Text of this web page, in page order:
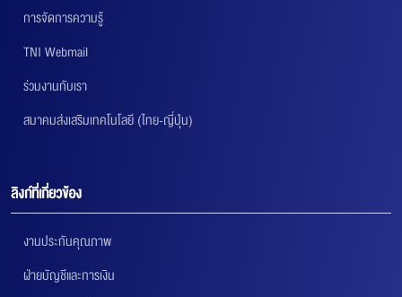
การจัดการความรู้
TNI Webmail
ร่วมงานกับเรา
สมาคมส่งเสริมเทคโนโลยี (ไทย-ญี่ปุ่น)
ลิงก์ที่เกี่ยวข้อง
งานประกันคุณภาพ
ฝ่ายบัญชีและการเงิน